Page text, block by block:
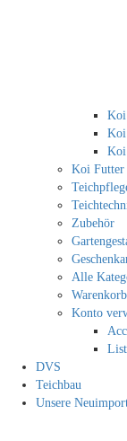
Koi
Koi
Koi Futter
Zubehör
Alle
Warenkorb
Konto
DVS
Teichbau
Unsere